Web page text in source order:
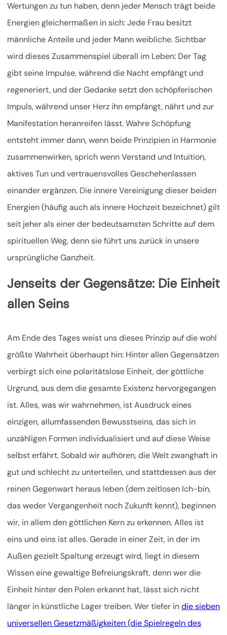
Wertungen zu tun haben, denn jeder Mensch trägt beide
Energien gleichermaßen in sich: Jede Frau besitzt
männliche Anteile und jeder Mann weibliche. Sichtbar
wird dieses Zusammenspiel überall im Leben: Der Tag
gibt seine Impulse, während die Nacht empfängt und
regeneriert, und der Gedanke setzt den schöpferischen
Impuls, während unser Herz ihn empfängt, nährt und zur
Manifestation heranreifen lässt. Wahre Schöpfung
entsteht immer dann, wenn beide Prinzipien in Harmonie
zusammenwirken, sprich wenn Verstand und Intuition,
aktives Tun und vertrauensvolles Geschehenlassen
einander ergänzen. Die innere Vereinigung dieser beiden
Energien (häufig auch als innere Hochzeit bezeichnet) gilt
seit jeher als einer der bedeutsamsten Schritte auf dem
spirituellen Weg, denn sie führt uns zurück in unsere
ursprüngliche Ganzheit.
Jenseits der Gegensätze: Die Einheit
allen Seins
Am Ende des Tages weist uns dieses Prinzip auf die wohl
größte Wahrheit überhaupt hin: Hinter allen Gegensätzen
verbirgt sich eine polaritätslose Einheit, der göttliche
Urgrund, aus dem die gesamte Existenz hervorgegangen
ist. Alles, was wir wahrnehmen, ist Ausdruck eines
einzigen, allumfassenden Bewusstseins, das sich in
unzähligen Formen individualisiert und auf diese Weise
selbst erfährt. Sobald wir aufhören, die Welt zwanghaft in
gut und schlecht zu unterteilen, und stattdessen aus der
reinen Gegenwart heraus leben (dem zeitlosen Ich-bin,
das weder Vergangenheit noch Zukunft kennt), beginnen
wir, in allem den göttlichen Kern zu erkennen. Alles ist
eins und eins ist alles. Gerade in einer Zeit, in der im
Außen gezielt Spaltung erzeugt wird, liegt in diesem
Wissen eine gewaltige Befreiungskraft, denn wer die
Einheit hinter den Polen erkannt hat, lässt sich nicht
länger in künstliche Lager treiben. Wer tiefer indie sieben
universellen Gesetzmäßigkeiten (die Spielregeln des